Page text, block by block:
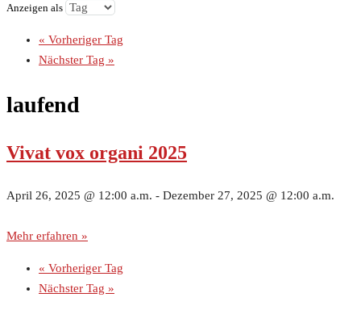
Anzeigen als
« Vorheriger Tag
Nächster Tag »
laufend
Vivat vox organi 2025
April 26, 2025 @ 12:00 a.m. - Dezember 27, 2025 @ 12:00 a.m.
Mehr erfahren »
« Vorheriger Tag
Nächster Tag »